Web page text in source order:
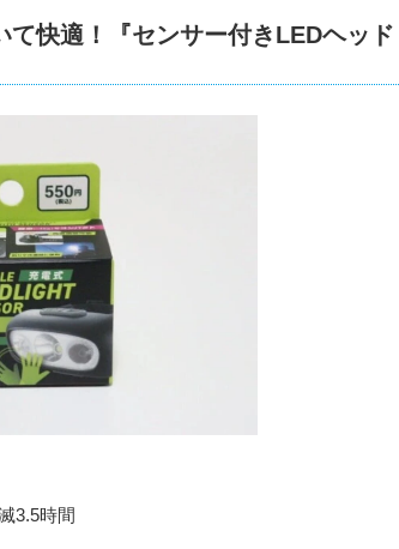
快適！『センサー付きLEDヘッド
3.5時間